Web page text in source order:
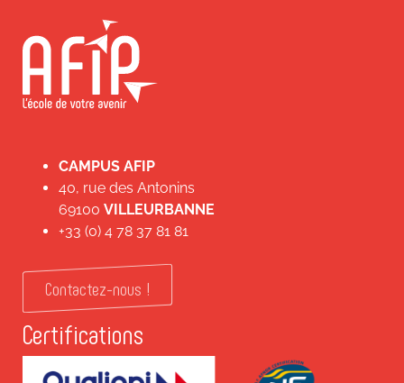
CAMPUS AFIP
40, rue des Antonins
69100 VILLEURBANNE
+33 (0) 4 78 37 81 81
Contactez-nous !
Certifications